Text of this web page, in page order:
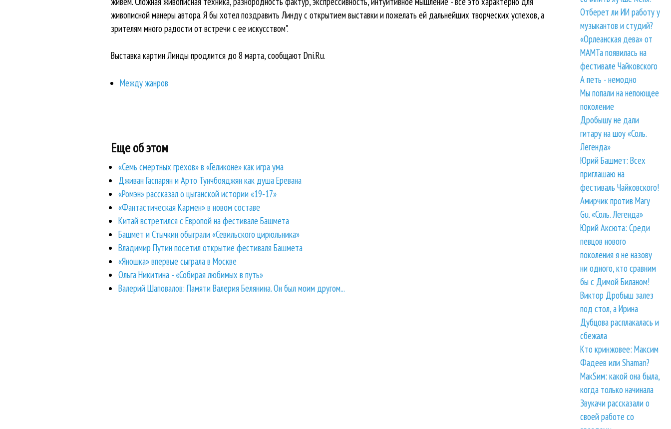
живописной манеры автора. Я бы хотел поздравить Линду с открытием выставки и пожелать ей дальнейших творческих успехов, а
зрителям много радости от встречи с ее искусством".
Выставка картин Линды продлится до 8 марта, сообщают Dni.Ru.
Между жанров
Еще об этом
«Семь смертных грехов» в «Геликоне» как игра ума
Дживан Гаспарян и Арто Тунчбояджян как душа Еревана
«Ромэн» рассказал о цыганской истории «19-17»
«Фантастическая Кармен» в новом составе
Китай встретился с Европой на фестивале Башмета
Башмет и Стычкин обыграли «Севильского цирюльника»
Владимир Путин посетил открытие фестиваля Башмета
«Яношка» впервые сыграла в Москве
Ольга Никитина - «Собирая любимых в путь»
Валерий Шаповалов: Памяти Валерия Белянина. Он был моим другом...
Отберет ли ИИ работу у
музыкантов и студий?
«Орлеанская дева» от
МАМТа появилась на
фестивале Чайковского
А петь - немодно
Мы попали на непоющее
поколение
Дробышу не дали
гитару на шоу «Соль.
Легенда»
Юрий Башмет: Всех
приглашаю на
фестиваль Чайковского!
Амирчик против Mary
Gu. «Соль. Легенда»
Юрий Аксюта: Среди
певцов нового
поколения я не назову
ни одного, кто сравним
бы с Димой Биланом!
Виктор Дробыш залез
под стол, а Ирина
Дубцова расплакалась и
сбежала
Кто кринжовее: Максим
Фадеев или Shaman?
МакSим: какой она была,
когда только начинала
Звукачи рассказали о
своей работе со